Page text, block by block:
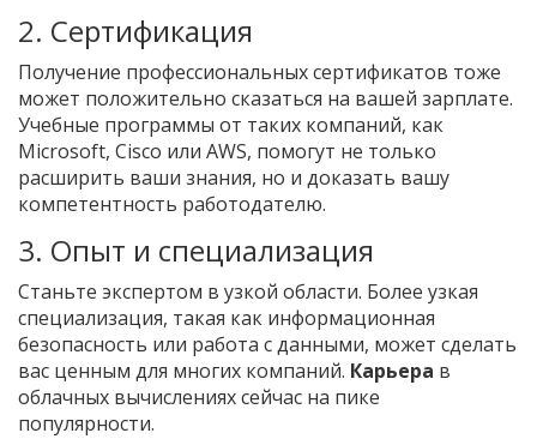
2. Сертификация
Получение профессиональных сертификатов тоже
может положительно сказаться на вашей зарплате.
Учебные программы от таких компаний, как
Microsoft, Cisco или AWS, помогут не только
расширить ваши знания, но и доказать вашу
компетентность работодателю.
3. Опыт и специализация
Станьте экспертом в узкой области. Более узкая
специализация, такая как информационная
безопасность или работа с данными, может сделать
вас ценным для многих компаний. Карьера в
облачных вычислениях сейчас на пике
популярности.